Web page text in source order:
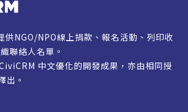
供NGO/NPO線上捐款、報名活動、列印收
聯絡人名單。
中文優化的開發成果，亦由相同授
出。